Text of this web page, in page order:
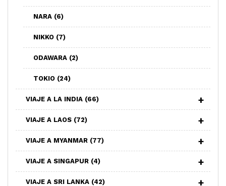
NARA (6)
NIKKO (7)
ODAWARA (2)
TOKIO (24)
VIAJE A LA INDIA (66)
VIAJE A LAOS (72)
VIAJE A MYANMAR (77)
VIAJE A SINGAPUR (4)
VIAJE A SRI LANKA (42)